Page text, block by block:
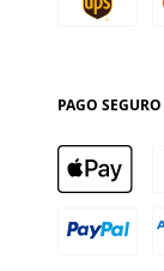
PAGO SEGURO